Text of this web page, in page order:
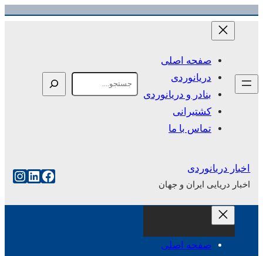
رفتن
صفحه اصلی
دریانوردی
بنادر و دریانوردی
کشتیرانی
تماس با ما
اخبار دریانوردی
اخبار دریایی ایران و جهان
فیس‌بوک
صفحه اصلی